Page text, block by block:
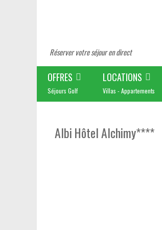
Réserver votre séjour en direct
OFFRES
Séjours Golf
LOCATIONS
Villas - Appartements
Albi Hôtel Alchimy****